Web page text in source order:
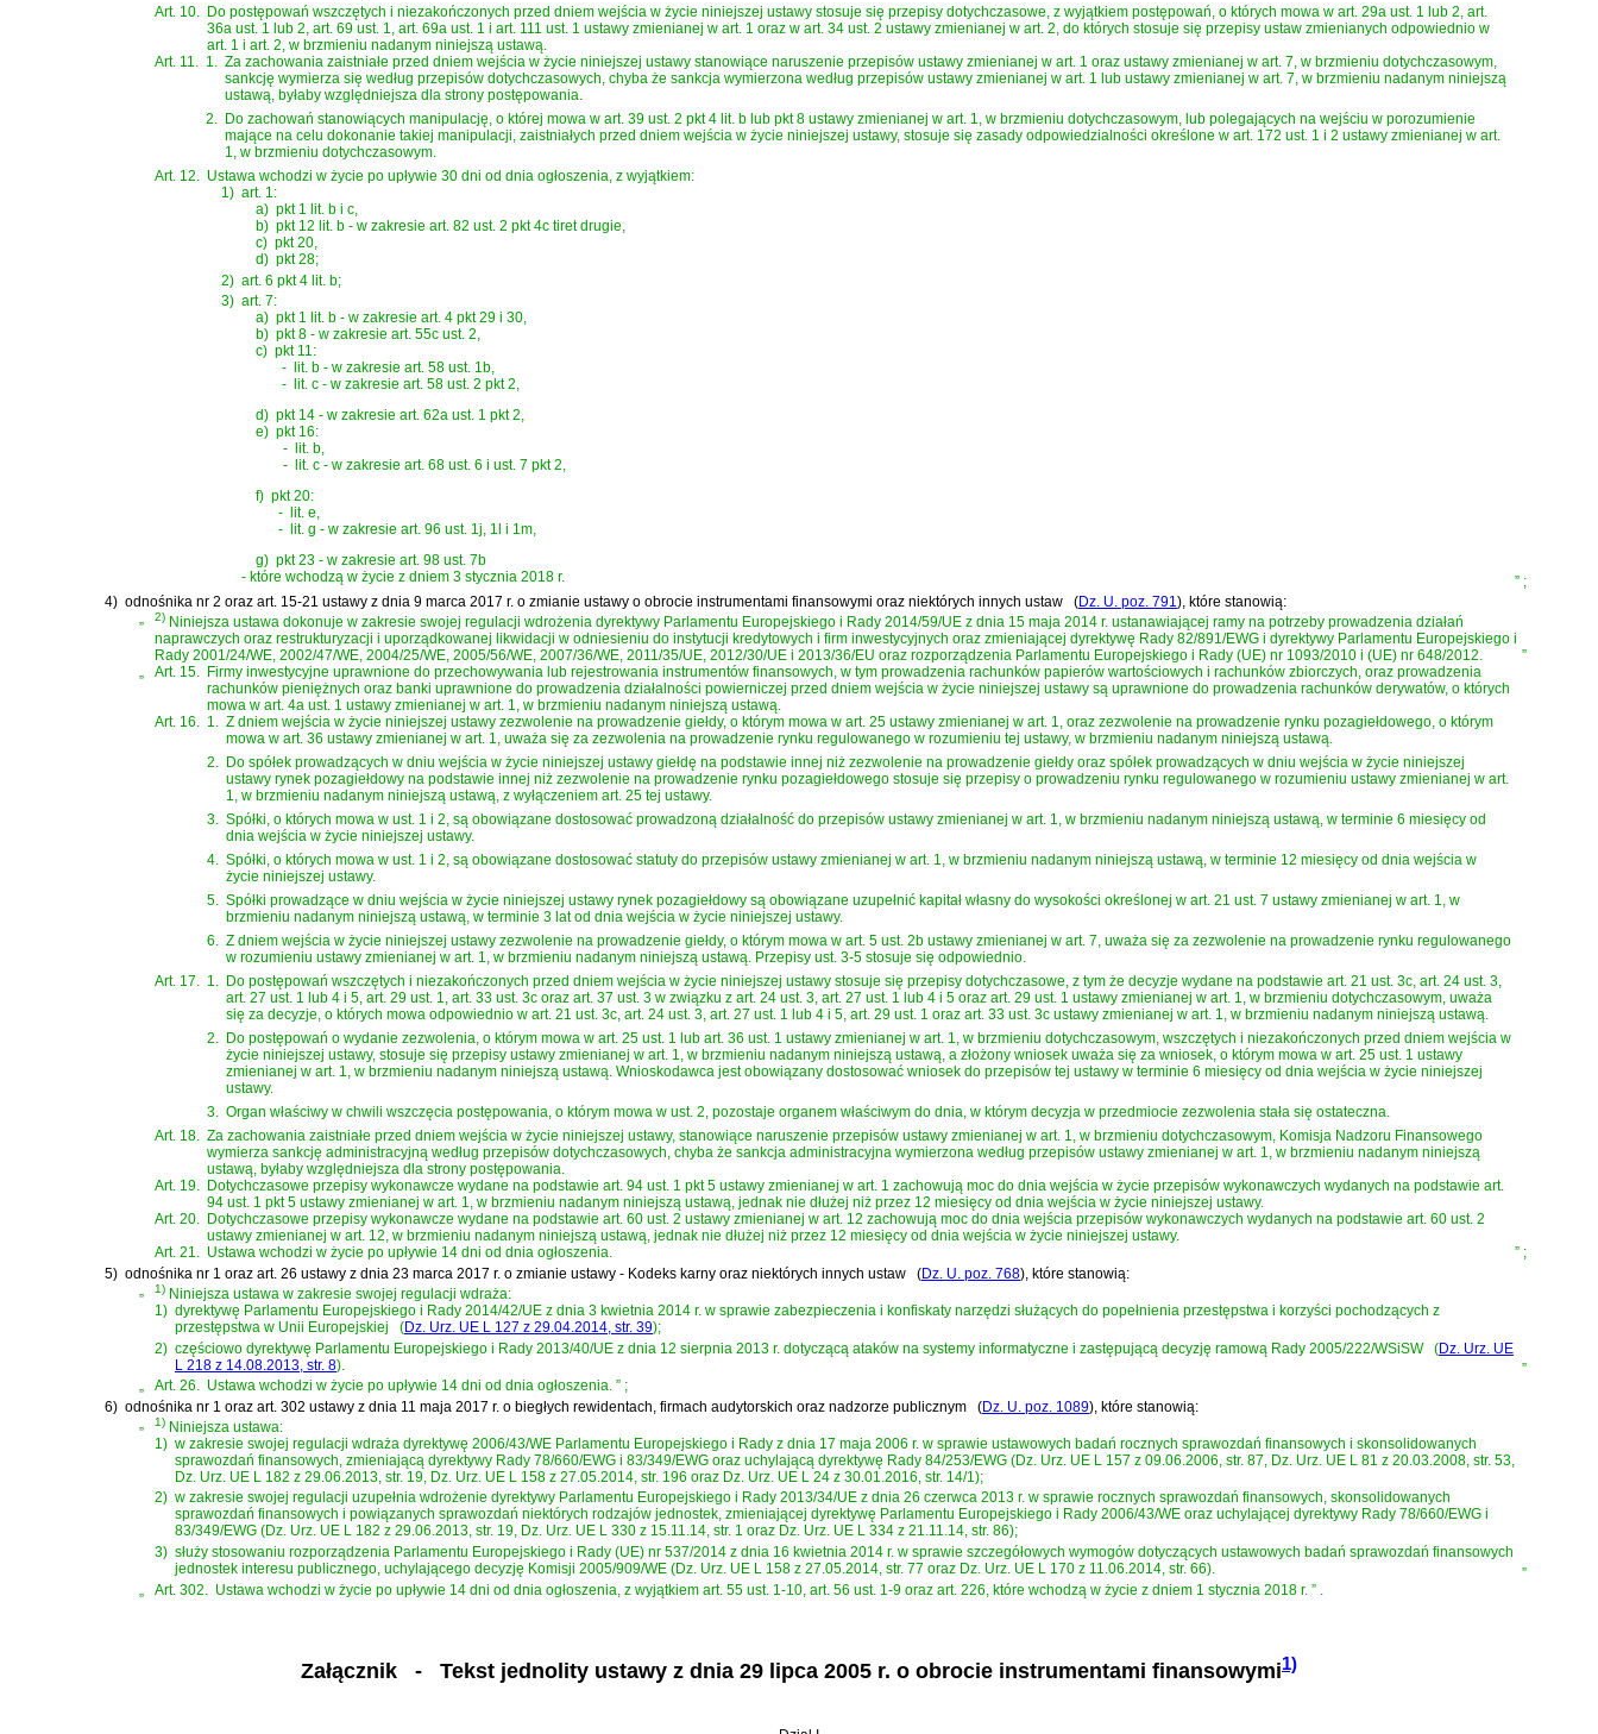
Art. 10. Do postępowań wszczętych i niezakończonych przed dniem wejścia w życie niniejszej ustawy stosuje się przepisy dotychczasowe, z wyjątkiem postępowań, o których mowa w art. 29a ust. 1 lub 2, art.
36a ust. 1 lub 2, art. 69 ust. 1, art. 69a ust. 1 i art. 111 ust. 1 ustawy zmienianej w art. 1 oraz w art. 34 ust. 2 ustawy zmienianej w art. 2, do których stosuje się przepisy ustaw zmienianych odpowiednio w
art. 1 i art. 2, w brzmieniu nadanym niniejszą ustawą.
Art. 11. 1. Za zachowania zaistniałe przed dniem wejścia w życie niniejszej ustawy stanowiące naruszenie przepisów ustawy zmienianej w art. 1 oraz ustawy zmienianej w art. 7, w brzmieniu dotychczasowym,
sankcję wymierza się według przepisów dotychczasowych, chyba że sankcja wymierzona według przepisów ustawy zmienianej w art. 1 lub ustawy zmienianej w art. 7, w brzmieniu nadanym niniejszą
ustawą, byłaby względniejsza dla strony postępowania.
2. Do zachowań stanowiących manipulację, o której mowa w art. 39 ust. 2 pkt 4 lit. b lub pkt 8 ustawy zmienianej w art. 1, w brzmieniu dotychczasowym, lub polegających na wejściu w porozumienie
mające na celu dokonanie takiej manipulacji, zaistniałych przed dniem wejścia w życie niniejszej ustawy, stosuje się zasady odpowiedzialności określone w art. 172 ust. 1 i 2 ustawy zmienianej w art.
1, w brzmieniu dotychczasowym.
Art. 12. Ustawa wchodzi w życie po upływie 30 dni od dnia ogłoszenia, z wyjątkiem:
1) art. 1:
a) pkt 1 lit. b i c,
b) pkt 12 lit. b - w zakresie art. 82 ust. 2 pkt 4c tiret drugie,
c) pkt 20,
d) pkt 28;
2) art. 6 pkt 4 lit. b;
3) art. 7:
a) pkt 1 lit. b - w zakresie art. 4 pkt 29 i 30,
b) pkt 8 - w zakresie art. 55c ust. 2,
c) pkt 11:
-
lit. b - w zakresie art. 58 ust. 1b,
-
lit. c - w zakresie art. 58 ust. 2 pkt 2,
d) pkt 14 - w zakresie art. 62a ust. 1 pkt 2,
e) pkt 16:
-
lit. b,
-
lit. c - w zakresie art. 68 ust. 6 i ust. 7 pkt 2,
f) pkt 20:
-
lit. e,
-
lit. g - w zakresie art. 96 ust. 1j, 1l i 1m,
g) pkt 23 - w zakresie art. 98 ust. 7b
- które wchodzą w życie z dniem 3 stycznia 2018 r.
” ;
4) odnośnika nr 2 oraz art. 15-21 ustawy z dnia 9 marca 2017 r. o zmianie ustawy o obrocie instrumentami finansowymi oraz niektórych innych ustaw (Dz. U. poz. 791), które stanowią:
„
2) Niniejsza ustawa dokonuje w zakresie swojej regulacji wdrożenia dyrektywy Parlamentu Europejskiego i Rady 2014/59/UE z dnia 15 maja 2014 r. ustanawiającej ramy na potrzeby prowadzenia działań
naprawczych oraz restrukturyzacji i uporządkowanej likwidacji w odniesieniu do instytucji kredytowych i firm inwestycyjnych oraz zmieniającej dyrektywę Rady 82/891/EWG i dyrektywy Parlamentu Europejskiego i
Rady 2001/24/WE, 2002/47/WE, 2004/25/WE, 2005/56/WE, 2007/36/WE, 2011/35/UE, 2012/30/UE i 2013/36/EU oraz rozporządzenia Parlamentu Europejskiego i Rady (UE) nr 1093/2010 i (UE) nr 648/2012.
”
„
Art. 15. Firmy inwestycyjne uprawnione do przechowywania lub rejestrowania instrumentów finansowych, w tym prowadzenia rachunków papierów wartościowych i rachunków zbiorczych, oraz prowadzenia
rachunków pieniężnych oraz banki uprawnione do prowadzenia działalności powierniczej przed dniem wejścia w życie niniejszej ustawy są uprawnione do prowadzenia rachunków derywatów, o których
mowa w art. 4a ust. 1 ustawy zmienianej w art. 1, w brzmieniu nadanym niniejszą ustawą.
Art. 16. 1. Z dniem wejścia w życie niniejszej ustawy zezwolenie na prowadzenie giełdy, o którym mowa w art. 25 ustawy zmienianej w art. 1, oraz zezwolenie na prowadzenie rynku pozagiełdowego, o którym
mowa w art. 36 ustawy zmienianej w art. 1, uważa się za zezwolenia na prowadzenie rynku regulowanego w rozumieniu tej ustawy, w brzmieniu nadanym niniejszą ustawą.
2. Do spółek prowadzących w dniu wejścia w życie niniejszej ustawy giełdę na podstawie innej niż zezwolenie na prowadzenie giełdy oraz spółek prowadzących w dniu wejścia w życie niniejszej
ustawy rynek pozagiełdowy na podstawie innej niż zezwolenie na prowadzenie rynku pozagiełdowego stosuje się przepisy o prowadzeniu rynku regulowanego w rozumieniu ustawy zmienianej w art.
1, w brzmieniu nadanym niniejszą ustawą, z wyłączeniem art. 25 tej ustawy.
3. Spółki, o których mowa w ust. 1 i 2, są obowiązane dostosować prowadzoną działalność do przepisów ustawy zmienianej w art. 1, w brzmieniu nadanym niniejszą ustawą, w terminie 6 miesięcy od
dnia wejścia w życie niniejszej ustawy.
4. Spółki, o których mowa w ust. 1 i 2, są obowiązane dostosować statuty do przepisów ustawy zmienianej w art. 1, w brzmieniu nadanym niniejszą ustawą, w terminie 12 miesięcy od dnia wejścia w
życie niniejszej ustawy.
5. Spółki prowadzące w dniu wejścia w życie niniejszej ustawy rynek pozagiełdowy są obowiązane uzupełnić kapitał własny do wysokości określonej w art. 21 ust. 7 ustawy zmienianej w art. 1, w
brzmieniu nadanym niniejszą ustawą, w terminie 3 lat od dnia wejścia w życie niniejszej ustawy.
6. Z dniem wejścia w życie niniejszej ustawy zezwolenie na prowadzenie giełdy, o którym mowa w art. 5 ust. 2b ustawy zmienianej w art. 7, uważa się za zezwolenie na prowadzenie rynku regulowanego
w rozumieniu ustawy zmienianej w art. 1, w brzmieniu nadanym niniejszą ustawą. Przepisy ust. 3-5 stosuje się odpowiednio.
Art. 17. 1. Do postępowań wszczętych i niezakończonych przed dniem wejścia w życie niniejszej ustawy stosuje się przepisy dotychczasowe, z tym że decyzje wydane na podstawie art. 21 ust. 3c, art. 24 ust. 3,
art. 27 ust. 1 lub 4 i 5, art. 29 ust. 1, art. 33 ust. 3c oraz art. 37 ust. 3 w związku z art. 24 ust. 3, art. 27 ust. 1 lub 4 i 5 oraz art. 29 ust. 1 ustawy zmienianej w art. 1, w brzmieniu dotychczasowym, uważa
się za decyzje, o których mowa odpowiednio w art. 21 ust. 3c, art. 24 ust. 3, art. 27 ust. 1 lub 4 i 5, art. 29 ust. 1 oraz art. 33 ust. 3c ustawy zmienianej w art. 1, w brzmieniu nadanym niniejszą ustawą.
2. Do postępowań o wydanie zezwolenia, o którym mowa w art. 25 ust. 1 lub art. 36 ust. 1 ustawy zmienianej w art. 1, w brzmieniu dotychczasowym, wszczętych i niezakończonych przed dniem wejścia w
życie niniejszej ustawy, stosuje się przepisy ustawy zmienianej w art. 1, w brzmieniu nadanym niniejszą ustawą, a złożony wniosek uważa się za wniosek, o którym mowa w art. 25 ust. 1 ustawy
zmienianej w art. 1, w brzmieniu nadanym niniejszą ustawą. Wnioskodawca jest obowiązany dostosować wniosek do przepisów tej ustawy w terminie 6 miesięcy od dnia wejścia w życie niniejszej
ustawy.
3. Organ właściwy w chwili wszczęcia postępowania, o którym mowa w ust. 2, pozostaje organem właściwym do dnia, w którym decyzja w przedmiocie zezwolenia stała się ostateczna.
Art. 18. Za zachowania zaistniałe przed dniem wejścia w życie niniejszej ustawy, stanowiące naruszenie przepisów ustawy zmienianej w art. 1, w brzmieniu dotychczasowym, Komisja Nadzoru Finansowego
wymierza sankcję administracyjną według przepisów dotychczasowych, chyba że sankcja administracyjna wymierzona według przepisów ustawy zmienianej w art. 1, w brzmieniu nadanym niniejszą
ustawą, byłaby względniejsza dla strony postępowania.
Art. 19. Dotychczasowe przepisy wykonawcze wydane na podstawie art. 94 ust. 1 pkt 5 ustawy zmienianej w art. 1 zachowują moc do dnia wejścia w życie przepisów wykonawczych wydanych na podstawie art.
94 ust. 1 pkt 5 ustawy zmienianej w art. 1, w brzmieniu nadanym niniejszą ustawą, jednak nie dłużej niż przez 12 miesięcy od dnia wejścia w życie niniejszej ustawy.
Art. 20. Dotychczasowe przepisy wykonawcze wydane na podstawie art. 60 ust. 2 ustawy zmienianej w art. 12 zachowują moc do dnia wejścia przepisów wykonawczych wydanych na podstawie art. 60 ust. 2
ustawy zmienianej w art. 12, w brzmieniu nadanym niniejszą ustawą, jednak nie dłużej niż przez 12 miesięcy od dnia wejścia w życie niniejszej ustawy.
Art. 21. Ustawa wchodzi w życie po upływie 14 dni od dnia ogłoszenia. ” ;
5) odnośnika nr 1 oraz art. 26 ustawy z dnia 23 marca 2017 r. o zmianie ustawy - Kodeks karny oraz niektórych innych ustaw (Dz. U. poz. 768), które stanowią:
„
1) Niniejsza ustawa w zakresie swojej regulacji wdraża:
1) dyrektywę Parlamentu Europejskiego i Rady 2014/42/UE z dnia 3 kwietnia 2014 r. w sprawie zabezpieczenia i konfiskaty narzędzi służących do popełnienia przestępstwa i korzyści pochodzących z
przestępstwa w Unii Europejskiej
(Dz. Urz. UE L 127 z 29.04.2014, str. 39);
2) częściowo dyrektywę Parlamentu Europejskiego i Rady 2013/40/UE z dnia 12 sierpnia 2013 r. dotyczącą ataków na systemy informatyczne i zastępującą decyzję ramową Rady 2005/222/WSiSW (Dz. Urz. UE
L 218 z 14.08.2013, str. 8)
”
„
Art. 26. Ustawa wchodzi w życie po upływie 14 dni od dnia ogłoszenia. ” ;
6) odnośnika nr 1 oraz art. 302 ustawy z dnia 11 maja 2017 r. o biegłych rewidentach, firmach audytorskich oraz nadzorze publicznym (Dz. U. poz. 1089) , które stanowią:
1) Niniejsza ustawa:
1) w zakresie swojej regulacji wdraża dyrektywę 2006/43/WE Parlamentu Europejskiego i Rady z dnia 17 maja 2006 r. w sprawie ustawowych badań rocznych sprawozdań finansowych i skonsolidowanych
sprawozdań finansowych, zmieniającą dyrektywy Rady 78/660/EWG i 83/349/EWG oraz uchylającą dyrektywę Rady 84/253/EWG (Dz. Urz. UE L 157 z 09.06.2006, str. 87, Dz. Urz. UE L 81 z 20.03.2008, str. 53,
Dz. Urz. UE L 182 z 29.06.2013, str. 19, Dz. Urz. UE L 158 z 27.05.2014, str. 196 oraz Dz. Urz. UE L 24 z 30.01.2016, str. 14/1);
2) w zakresie swojej regulacji uzupełnia wdrożenie dyrektywy Parlamentu Europejskiego i Rady 2013/34/UE z dnia 26 czerwca 2013 r. w sprawie rocznych sprawozdań finansowych, skonsolidowanych
sprawozdań finansowych i powiązanych sprawozdań niektórych rodzajów jednostek, zmieniającej dyrektywę Parlamentu Europejskiego i Rady 2006/43/WE oraz uchylającej dyrektywy Rady 78/660/EWG i
83/349/EWG (Dz. Urz. UE L 182 z 29.06.2013, str. 19, Dz. Urz. UE L 330 z 15.11.14, str. 1 oraz Dz. Urz. UE L 334 z 21.11.14, str. 86);
3) służy stosowaniu rozporządzenia Parlamentu Europejskiego i Rady (UE) nr 537/2014 z dnia 16 kwietnia 2014 r. w sprawie szczegółowych wymogów dotyczących ustawowych badań sprawozdań finansowych
jednostek interesu publicznego, uchylającego decyzję Komisji 2005/909/WE (Dz. Urz. UE L 158 z 27.05.2014, str. 77 oraz Dz. Urz. UE L 170 z 11.06.2014, str. 66).
”
Art. 302. Ustawa wchodzi w życie po upływie 14 dni od dnia ogłoszenia, z wyjątkiem art. 55 ust. 1-10, art. 56 ust. 1-9 oraz art. 226, które wchodzą w życie z dniem 1 stycznia 2018 r. ”
Załącznik - Tekst jednolity ustawy z dnia 29 lipca 2005 r. o obrocie instrumentami finansowymi1)